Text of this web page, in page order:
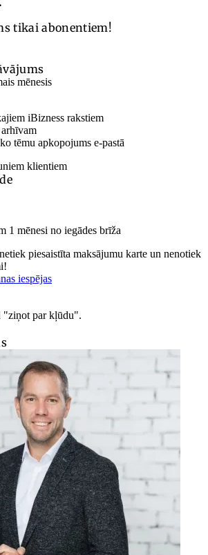
tikai abonentiem!
mēnesis
iBizness rakstiem
tēmu apkopojums e-pastā
klientiem
1 mēnesi no iegādes brīža
piesaistīta maksājumu karte un nenotiek
iespējas
"ziņot par kļūdu".